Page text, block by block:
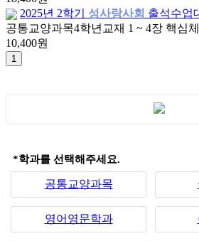
2025년 2학기
성사랑사회 출석수업
공통교양과목4학년 교재 1 ~ 4장 핵심
10,400원
*학과를 선택해주세요.
공통교양과목
영어영문학과